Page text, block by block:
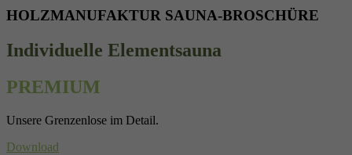
HOLZMANUFAKTUR SAUNA-BROSCHÜRE
Individuelle Elementsauna
PREMIUM
Unsere Grenzenlose im Detail.
Download